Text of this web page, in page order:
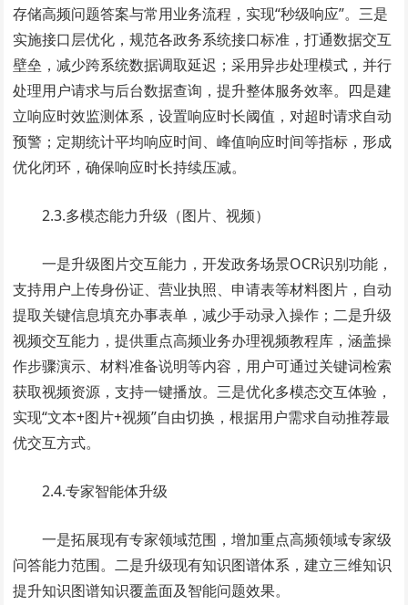
存储高频问题答案与常用业务流程，实现“秒级响应”。三是
实施接口层优化，规范各政务系统接口标准，打通数据交互
壁垒，减少跨系统数据调取延迟；采用异步处理模式，并行
处理用户请求与后台数据查询，提升整体服务效率。四是建
立响应时效监测体系，设置响应时长阈值，对超时请求自动
预警；定期统计平均响应时间、峰值响应时间等指标，形成
优化闭环，确保响应时长持续压减。
2.3.多模态能力升级（图片、视频）
一是升级图片交互能力，开发政务场景OCR识别功能，
支持用户上传身份证、营业执照、申请表等材料图片，自动
提取关键信息填充办事表单，减少手动录入操作；二是升级
视频交互能力，提供重点高频业务办理视频教程库，涵盖操
作步骤演示、材料准备说明等内容，用户可通过关键词检索
获取视频资源，支持一键播放。三是优化多模态交互体验，
实现“文本+图片+视频”自由切换，根据用户需求自动推荐最
优交互方式。
2.4.专家智能体升级
一是拓展现有专家领域范围，增加重点高频领域专家级
问答能力范围。二是升级现有知识图谱体系，建立三维知识
提升知识图谱知识覆盖面及智能问题效果。